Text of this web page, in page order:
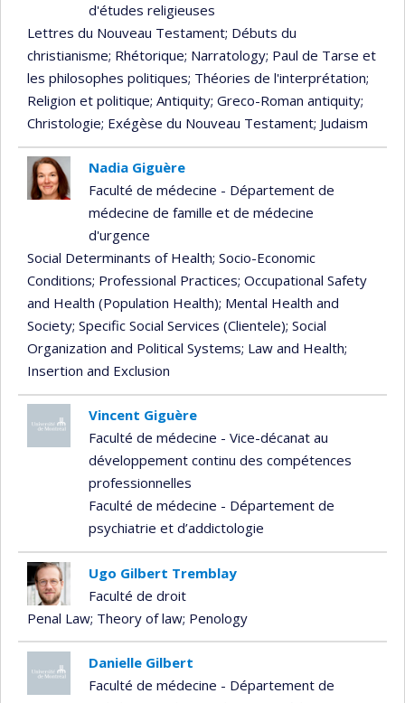
d'études religieuses
Lettres du Nouveau Testament; Débuts du
christianisme; Rhétorique; Narratology; Paul de Tarse et
les philosophes politiques; Théories de l'interprétation;
Religion et politique; Antiquity; Greco-Roman antiquity;
Christologie; Exégèse du Nouveau Testament; Judaism
Nadia Giguère
Faculté de médecine - Département de
médecine de famille et de médecine
d'urgence
Social Determinants of Health; Socio-Economic
Conditions; Professional Practices; Occupational Safety
and Health (Population Health); Mental Health and
Society; Specific Social Services (Clientele); Social
Organization and Political Systems; Law and Health;
Insertion and Exclusion
Vincent Giguère
Faculté de médecine - Vice-décanat au
développement continu des compétences
professionnelles
Faculté de médecine - Département de
psychiatrie et d’addictologie
Ugo Gilbert Tremblay
Faculté de droit
Penal Law; Theory of law; Penology
Danielle Gilbert
Faculté de médecine - Département de